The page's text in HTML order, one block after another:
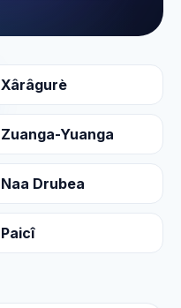
Xârâgurè
Zuanga-Yuanga
Naa Drubea
Paicî